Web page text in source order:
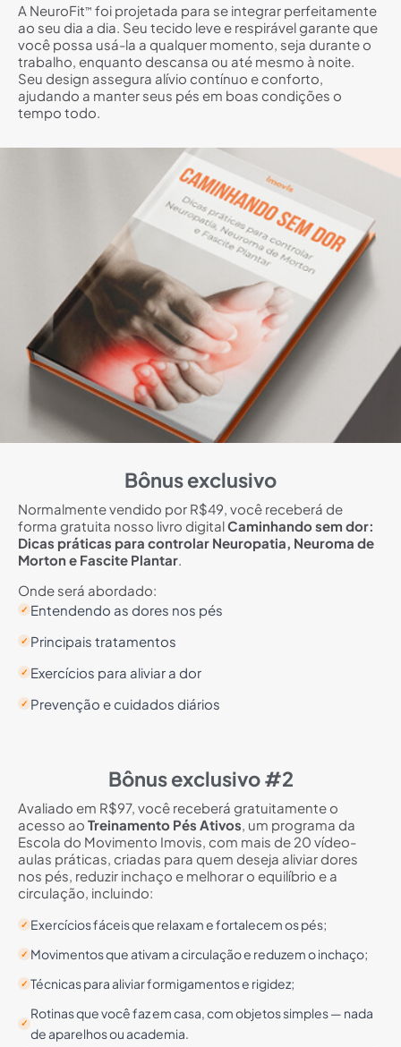
A NeuroFit™ foi projetada para se integrar perfeitamente
ao seu dia a dia. Seu tecido leve e respirável garante que
você possa usá-la a qualquer momento, seja durante o
trabalho, enquanto descansa ou até mesmo à noite.
Seu design assegura alívio contínuo e conforto,
ajudando a manter seus pés em boas condições o
tempo todo.
Bônus exclusivo
Normalmente vendido por R$49, você receberá de
forma gratuita nosso livro digitalCaminhando sem dor:
Dicas práticas para controlar Neuropatia, Neuroma de
Morton e Fascite Plantar
Onde será abordado:
✓ Entendendo as dores nos pés
✓ Principais tratamentos
✓ Exercícios para aliviar a dor
✓ Prevenção e cuidados diários
Bônus exclusivo #2
Avaliado em R$97, você receberá gratuitamente o
acesso ao Treinamento Pés Ativos , um programa da
Escola do Movimento Imovis, com mais de 20 vídeo-
aulas práticas, criadas para quem deseja aliviar dores
nos pés, reduzir inchaço e melhorar o equilíbrio e a
circulação, incluindo:
✓ Exercícios fáceis que relaxam e fortalecem os pés;
✓ Movimentos que ativam a circulação e reduzem o inchaço;
✓ Técnicas para aliviar formigamentos e rigidez;
✓
Rotinas que você faz em casa, com objetos simples — nada
de aparelhos ou academia.